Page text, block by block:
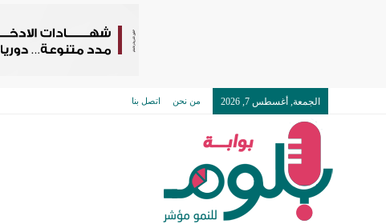
الجمعة, أغسطس 7, 2026 من نحن اتصل بنا